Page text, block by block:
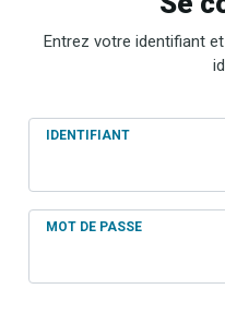
Entrez votre identifiant
IDENTIFIANT
MOT DE PASSE